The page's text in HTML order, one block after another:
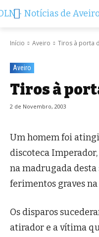
Início Aveiro Tiros à porta
Aveiro
Tiros à
2 de Novembro, 2003
Um homem foi
discoteca
na madrugada
ferimentos graves na
Os disparos
atirador e a vítima